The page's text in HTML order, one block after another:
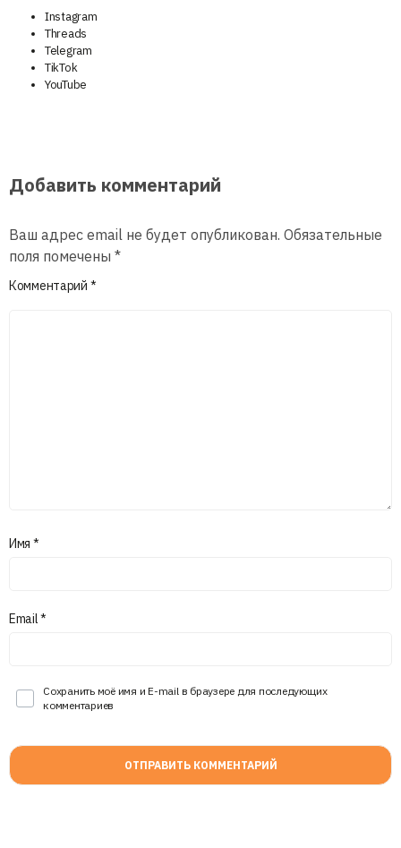
Instagram
Threads
Telegram
TikTok
YouTube
Добавить комментарий
Ваш адрес email не будет опубликован. Обязательные
поля помечены *
Комментарий *
Имя *
Email*
Сохранить моё имя и E-mail в браузере для последующих
комментариев